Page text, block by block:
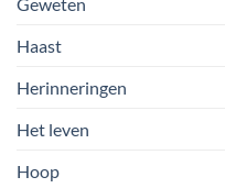
Haast
Herinneringen
Het leven
Hoop